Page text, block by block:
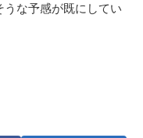
うな予感が既にしてい